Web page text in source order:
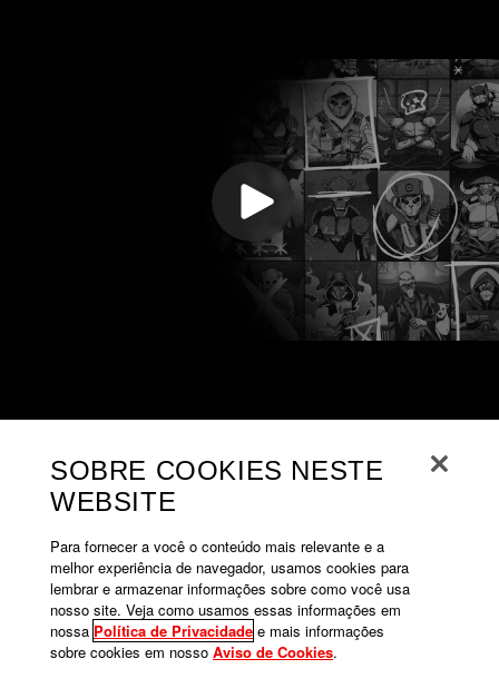
SOBRE COOKIES NESTE
WEBSITE
Para fornecer a você o conteúdo mais relevante e a
melhor experiência de navegador, usamos cookies para
lembrar e armazenar informações sobre como você usa
nosso site. Veja como usamos essas informações em
nossa Política de Privacidade e mais informações
sobre cookies em nosso Aviso de Cookies.